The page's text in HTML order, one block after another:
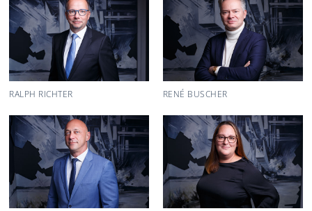
RALPH RICHTER RENÉ BUSCHER